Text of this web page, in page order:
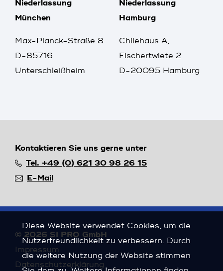
Niederlassung
München
Max-Planck-Straße 8
D-85716
Unterschleißheim
Niederlassung
Hamburg
Chilehaus A,
Fischertwiete 2
D-20095 Hamburg
Kontaktieren Sie uns gerne unter
Tel. +49 (0) 621 30 98 26 15
E-Mail
© 2026 SI PRO GmbH
Impressum
Datenschutzerklärung
Diese Website verwendet Cookies, um die
Nutzerfreundlichkeit zu verbessern. Durch
die weitere Nutzung der Website stimmen